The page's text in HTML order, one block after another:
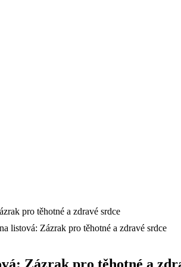
listová: Zázrak pro těhotné a zdravé srdce